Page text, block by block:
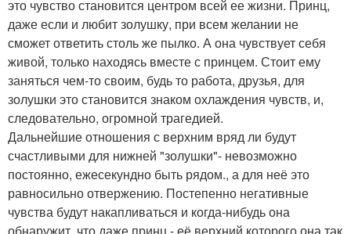
это чувство становится центром всей ее жизни. Принц,
даже если и любит золушку, при всем желании не
сможет ответить столь же пылко. А она чувствует себя
живой, только находясь вместе с принцем. Стоит ему
заняться чем-то своим, будь то работа, друзья, для
золушки это становится знаком охлаждения чувств, и,
следовательно, огромной трагедией.
Дальнейшие отношения с верхним вряд ли будут
счастливыми для нижней "золушки"- невозможно
постоянно, ежесекундно быть рядом., а для неё это
равносильно отвержению. Постепенно негативные
чувства будут накапливаться и когда-нибудь она